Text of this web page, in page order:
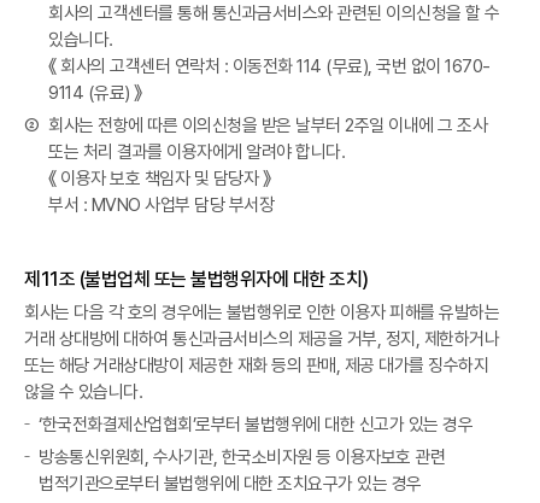
회사의 고객센터를 통해 통신과금서비스와 관련된 이의신청을 할 수
있습니다.
《 회사의 고객센터 연락처 : 이동전화 114 (무료), 국번 없이 1670-
9114 (유료) 》
② 회사는 전항에 따른 이의신청을 받은 날부터 2주일 이내에 그 조사
또는 처리 결과를 이용자에게 알려야 합니다.
《 이용자 보호 책임자 및 담당자 》
부서 : MVNO 사업부 담당 부서장
제11조 (불법업체 또는 불법행위자에 대한 조치)
회사는 다음 각 호의 경우에는 불법행위로 인한 이용자 피해를 유발하는
거래 상대방에 대하여 통신과금서비스의 제공을 거부, 정지, 제한하거나
또는 해당 거래상대방이 제공한 재화 등의 판매, 제공 대가를 징수하지
않을 수 있습니다.
‘한국전화결제산업협회’로부터 불법행위에 대한 신고가 있는 경우
방송통신위원회, 수사기관, 한국소비자원 등 이용자보호 관련
법적기관으로부터 불법행위에 대한 조치요구가 있는 경우